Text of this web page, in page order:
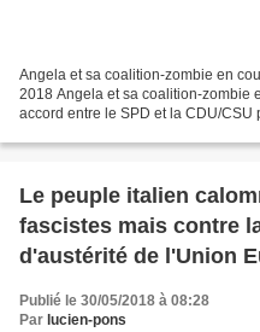
Angela et sa coalition-zombie en
2018 Angela et sa coalition-zombie
accord entre le SPD et la CDU/CSU
Le peuple italien
fascistes mais contre
d'austérité de l'Union
Publié le 30/05/2018 à 08:28
Par lucien-pons